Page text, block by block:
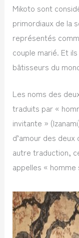
Mikoto sont
primordiaux de la
représentés
couple marié. Et
bâtisseurs du
Les noms des
traduits par «
invitante »
d’amour des
autre traduction,
appelles «